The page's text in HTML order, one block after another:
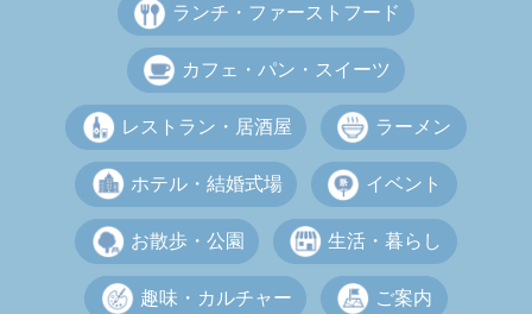
ランチ・ファーストフード
カフェ・パン・スイーツ
レストラン・居酒屋 ラーメン
ホテル・結婚式場 イベント
お散歩・公園 生活・暮らし
趣味・カルチャー ご案内